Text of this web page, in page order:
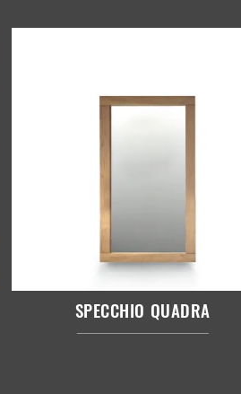
SPECCHIO QUADRA